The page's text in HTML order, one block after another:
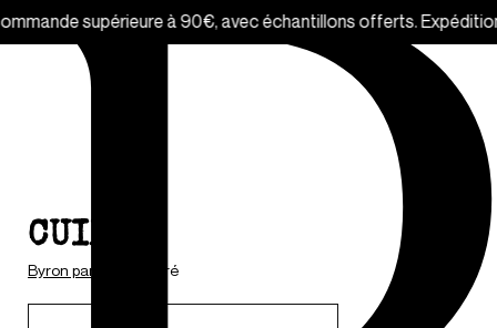
supérieure à 90€, avec échantillons offerts. Expédition
CUIRÉ
Byron parfums Cuiré